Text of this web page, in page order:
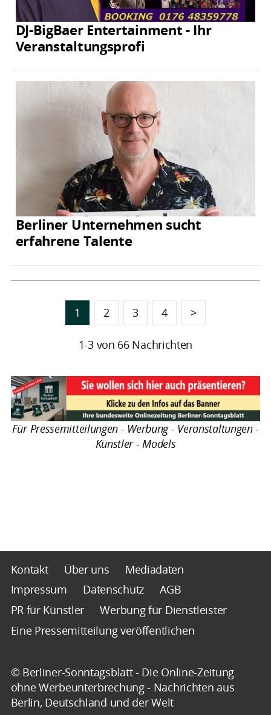
DJ-BigBaer Entertainment - Ihr
Veranstaltungsprofi
Berliner Unternehmen sucht
erfahrene Talente
1 2 3 4 >
1-3 von 66 Nachrichten
Für Pressemitteilungen - Werbung - Veranstaltungen -
Künstler - Models
Kontakt Über uns
Mediadaten
Impressum
Datenschutz
AGB
PR für Künstler
Werbung für Dienstleister
Eine Pressemitteilung veröffentlichen
© Berliner-Sonntagsblatt - Die Online-Zeitung
ohne Werbeunterbrechung - Nachrichten aus
Berlin, Deutschland und der Welt